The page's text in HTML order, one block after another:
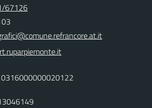
67126